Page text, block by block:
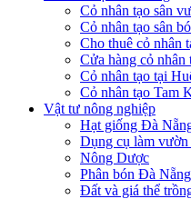
Cỏ nhân tạo sân
Cỏ nhân tạo sân
Cho thuê cỏ nhân
Cửa hàng cỏ
Cỏ nhân tạo tại
Cỏ nhân tạo Tam
Vật tư nông nghiệp
Hạt giống Đà
Dụng cụ làm
Nông Dược
Phân bón Đà Nẵng
Đất và giá thể